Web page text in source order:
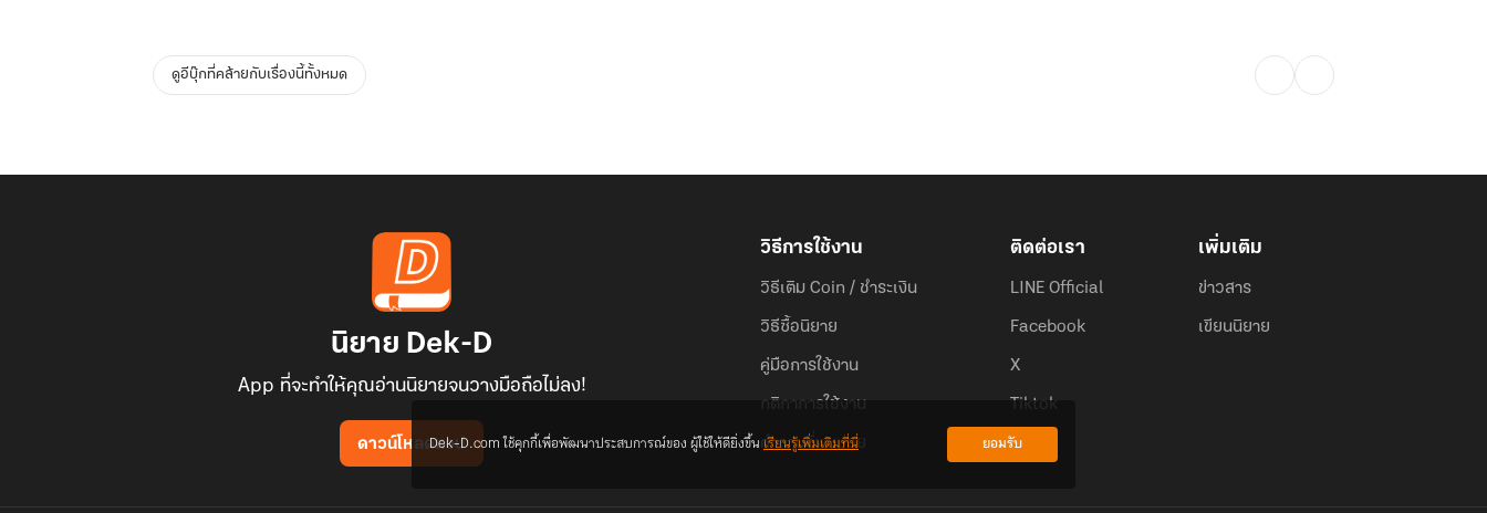
ดูอีบุ๊กที่คล้ายกับเรื่องนี้ทั้งหมด
นิยาย Dek-D
App ที่จะทำให้คุณอ่านนิยายจนวางมือถือไม่ลง!
ดาวน์โหลดแอป
วิธีการใช้งาน
วิธีเติม Coin / ชำระเงิน
วิธีซื้อนิยาย
คู่มือการใช้งาน
กติกาการใช้งาน
คำถามที่พบบ่อย
ติดต่อเรา
LINE Official
Facebook
X
Tiktok
เพิ่มเติม
ข่าวสาร
เขียนนิยาย
Dek-D.com ใช้คุกกี้เพื่อพัฒนาประสบการณ์ของ ผู้ใช้ให้ดียิ่งขึ้นเรียนรู้เพิ่มเติมที่นี่ ยอมรับ